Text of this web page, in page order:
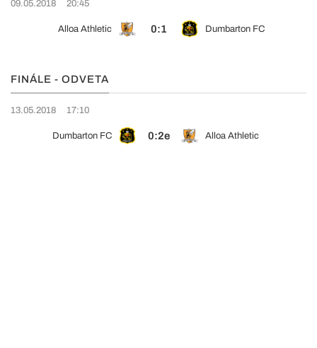
09.05.2018 20:45
Alloa Athletic 0:1 Dumbarton FC
FINÁLE - ODVETA
13.05.2018 17:10
Dumbarton FC 0:2e Alloa Athletic